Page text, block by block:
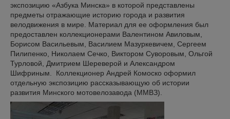
экспозицию «Азбука Минска» в которой представлены
предметы отражающие историю города и развития
велодвижения в мире. Материал для ее оформления был
предоставлен коллекционерами Валентином Авиловым,
Борисом Васильевым, Василием Мазуркевичем, Сергеем
Пилипенко, Николаем Сечко, Виктором Суворовым, Ольгой
Турловой, Дмитрием Шереверой и Александром
Шифриным. Коллекционер Андрей Комоско оформил
отдельную экспозицию рассказывающую об истории
развития Минского мотовелозавода (ММВЗ).